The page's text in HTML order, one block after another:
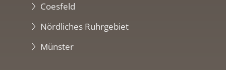
Coesfeld
Nördliches Ruhrgebiet
Münster